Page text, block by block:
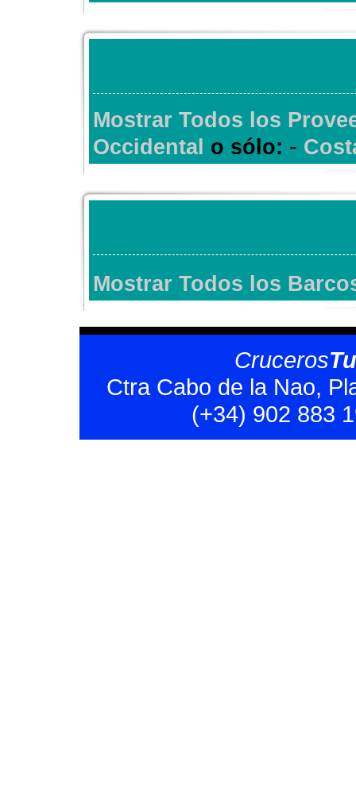
Mostrar Todos los
Occidental o sólo: -
Mostrar Todos los
CrucerosTu
Ctra Cabo de la Nao,
(+34) 902 883